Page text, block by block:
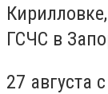
ГСЧС в
27 августа